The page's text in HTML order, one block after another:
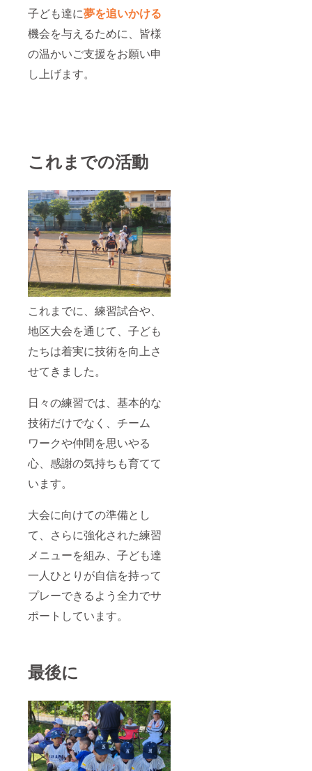
子ども達に夢を追いかける
機会を与えるために、皆様
の温かいご支援をお願い申
し上げます。
これまでの活動
これまでに、練習試合や、
地区大会を通じて、子ども
たちは着実に技術を向上さ
せてきました。
日々の練習では、基本的な
技術だけでなく、チーム
ワークや仲間を思いやる
心、感謝の気持ちも育てて
います。
大会に向けての準備とし
て、さらに強化された練習
メニューを組み、子ども達
一人ひとりが自信を持って
プレーできるよう全力でサ
ポートしています。
最後に